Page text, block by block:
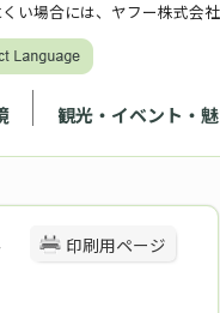
観光・イベント・
い場合には、ヤフー株式会
印刷用ページ